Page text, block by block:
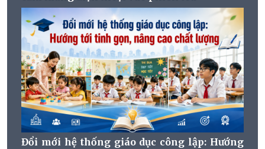
Đổi mới hệ thống giáo dục công lập: Hướng